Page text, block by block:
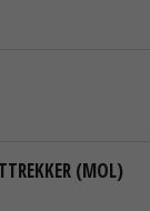
(MOL)